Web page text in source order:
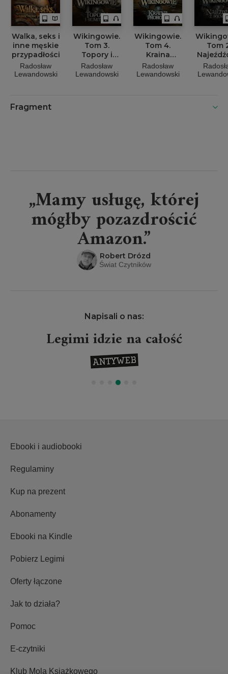
Walka, seks i
inne męskie
przypadłości
Radosław
Lewandowski
Wikingowie.
Tom 3.
Topory i
sejmitary
Radosław
Lewandowski
Wikingowie.
Tom 4.
Kraina
Proroka
Radosław
Lewandowski
Tom
Fragment
„Mamy usługę, której
mógłby pozazdrościć
Amazon.”
Robert Drózd
Świat Czytników
Napisali o nas:
Legimi idzie na całość
Ebooki i audiobooki
Regulaminy
Kup na prezent
Abonamenty
Ebooki na Kindle
Pobierz Legimi
Oferty łączone
Jak to działa?
Pomoc
E-czytniki
Klub Mola Książkowego